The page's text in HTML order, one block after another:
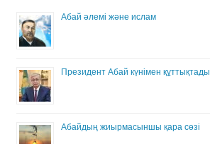
Абай әлемі және ислам
Президент Абай күнімен құттықтады
Абайдың жиырмасыншы қара сөзі